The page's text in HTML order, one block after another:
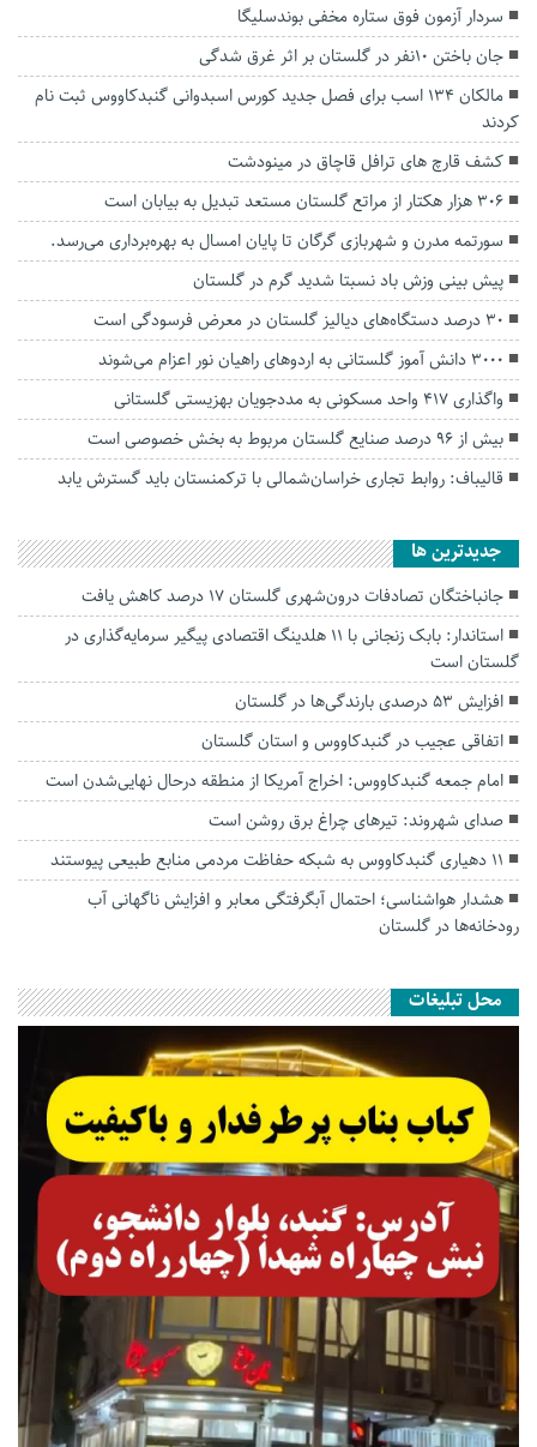
سردار آزمون فوق ستاره مخفی بوندسلیگا
جان باختن ۱۰نفر در گلستان بر اثر غرق شدگی
مالکان ۱۳۴ اسب برای فصل جدید کورس اسبدوانی گنبدکاووس ثبت نام
کردند
کشف قارچ های ترافل قاچاق در مینودشت
۳۰۶ هزار هکتار از مراتع گلستان مستعد تبدیل به بیابان است
سورتمه مدرن و شهربازی گرگان تا پایان امسال به بهره‌برداری می‌رسد.
پیش بینی وزش باد نسبتا شدید گرم در گلستان
۳۰ درصد دستگاه‌های دیالیز گلستان در معرض فرسودگی است
۳۰۰۰ دانش آموز گلستانی به اردوهای راهیان نور اعزام می‌شوند
واگذاری ۴۱۷ واحد مسکونی به مددجویان بهزیستی گلستانی
بیش از ۹۶ درصد صنایع گلستان مربوط به بخش خصوصی است
قالیباف: روابط تجاری خراسان‌شمالی با ترکمنستان باید گسترش یابد
جديدترين ها
جانباختگان تصادفات درون‌شهری گلستان ۱۷ درصد کاهش یافت
استاندار: بابک زنجانی با ۱۱ هلدینگ اقتصادی پیگیر سرمایه‌گذاری در
گلستان است
افزایش ۵۳ درصدی بارندگی‌ها در گلستان
اتفاقی عجیب در‌ گنبدکاووس و استان گلستان
امام جمعه گنبدکاووس: اخراج آمریکا از منطقه درحال نهایی‌شدن است
صدای شهروند: تیرهای چراغ برق روشن است
۱۱ دهیاری گنبدکاووس به شبکه حفاظت مردمی منابع طبیعی پیوستند
هشدار هواشناسی؛ احتمال آبگرفتگی معابر و افزایش ناگهانی آب
رودخانه‌ها در گلستان
محل تبلیغات